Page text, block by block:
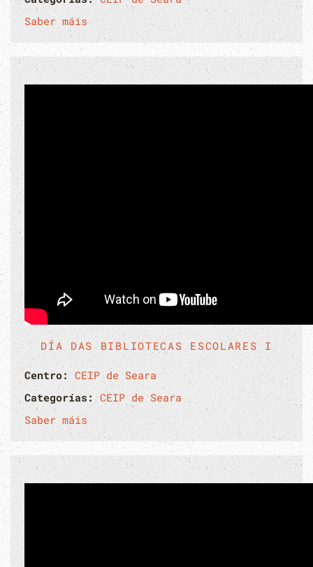
Saber máis
DÍA DAS BIBLIOTECAS ESCOLARES I
Centro: CEIP de Seara
Categorías:CEIP de Seara
Saber máis